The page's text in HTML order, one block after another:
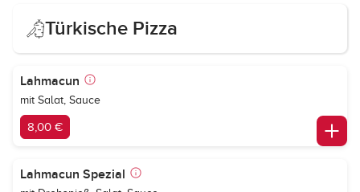
Türkische Pizza
Lahmacun
mit Salat, Sauce
8,00 €
Lahmacun Spezial